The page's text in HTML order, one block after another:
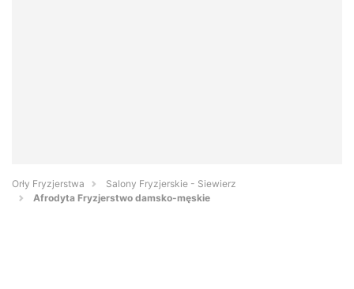
Orły Fryzjerstwa
Salony Fryzjerskie - Siewierz
Afrodyta Fryzjerstwo damsko-męskie